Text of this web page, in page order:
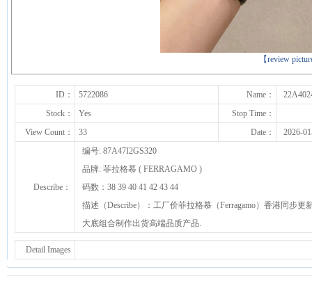
【review
ID： 5722086 Name：
Stock：
Yes
Stop Time：
View Count：
33 Date： 2026-
Describe：
编号: 87A47I2GS320
品牌: 菲拉格慕 ( FERRAGAMO )
码数：38 39 40 41 42 43 44
描述（Describe）：工厂价菲拉格慕（Ferragamo）香港同步
大底组合制作出货高端品质产品.
Detail Images